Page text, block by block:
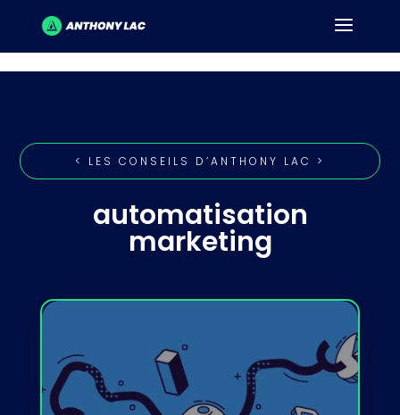
< LES CONSEILS D’ANTHONY LAC >
automatisation
marketing